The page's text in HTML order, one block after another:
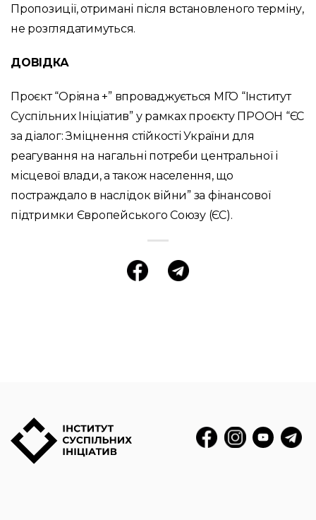
Пропозиції, отримані після встановленого терміну,
не розглядатимуться.
ДОВІДКА
Проєкт “Оріяна +” впроваджується МГО “Інститут
Суспільних Ініціатив” у рамках проєкту ПРООН “ЄС
за діалог: Зміцнення стійкості України для
реагування на нагальні потреби центральної і
місцевої влади, а також населення, що
постраждало в наслідок війни” за фінансової
підтримки Європейського Союзу (ЄС).